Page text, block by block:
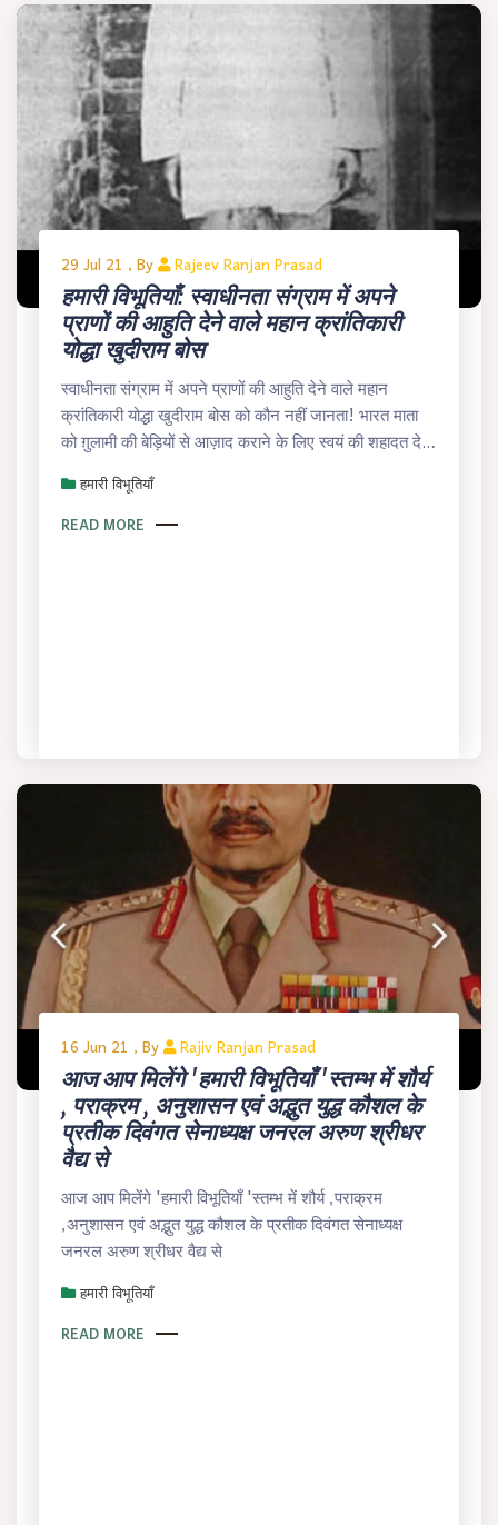
29 Jul 21 , By Rajeev Ranjan Prasad
हमारी विभूतियाँ: स्वाधीनता संग्राम में अपने
प्राणों की आहुति देने वाले महान क्रांतिकारी
योद्धा खुदीराम बोस
स्वाधीनता संग्राम में अपने प्राणों की आहुति देने वाले महान
क्रांतिकारी योद्धा खुदीराम बोस को कौन नहीं जानता! भारत माता
को ग़ुलामी की बेड़ियों से आज़ाद कराने के लिए स्वयं की शहादत देने
हमारी विभूतियाँ
READ MORE
16 Jun 21 , By Rajiv Ranjan Prasad
आज आप मिलेंगे 'हमारी विभूतियाँ 'स्तम्भ में शौर्य
, पराक्रम , अनुशासन एवं अद्भुत युद्ध कौशल के
प्रतीक दिवंगत सेनाध्यक्ष जनरल अरुण श्रीधर
वैद्य से
आज आप मिलेंगे 'हमारी विभूतियाँ 'स्तम्भ में शौर्य ,पराक्रम
,अनुशासन एवं अद्भुत युद्ध कौशल के प्रतीक दिवंगत सेनाध्यक्ष
जनरल अरुण श्रीधर वैद्य से
हमारी विभूतियाँ
READ MORE